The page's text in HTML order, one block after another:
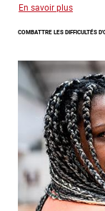
En savoir plus
de
2026
sur
les
victimes
de
traite
COMBATTRE LES DIFFICULTÉS